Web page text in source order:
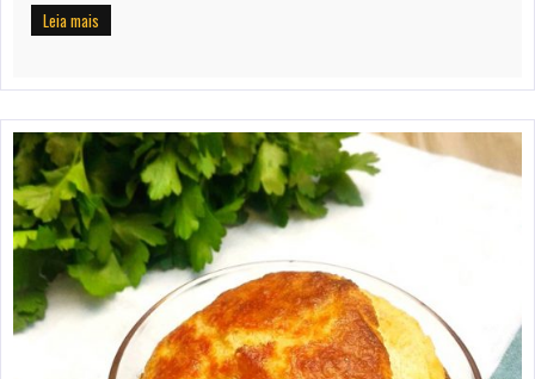
Leia mais